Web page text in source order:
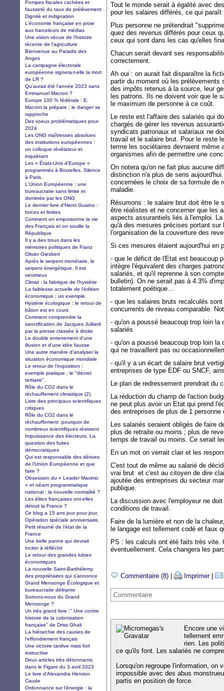
Tout le monde serait à égalité avec
pour les salaires différés, ce qui paraît
Plus personne ne prétendrait
quez des revenus différés pour ceux
ceux qui sont dans les cas qu'elles
Chacun serait devant ses
correctement.
Ah oui : on aurait fait disparaître la
partir du moment où les
des impôts retenus à la source, leur
les patrons. Ils ne doivent voir que le
le maximum de personne à ce coût.
Le reste est l'affaire des salariés qui
chargés de gérer les revenus
syndicats patronaux et salariaux ne
travail et le salaire brut. Pour le reste
terme les sociétaires devraient même
organismes afin de permettre une
On notera qu'on ne fait plus aucune
distinction n'a plus de sens
concernées le choix de sa formule de
maladie.
Résumons : le salaire brut doit être le
être réalistes et ne concerner que les
aspects assurantiels liés à l'emploi.
qu'à des mesures précises portant
l'organisation de la couverture des
Si ces mesures étaient aujourd'hui en
- que le déficit de l'Etat est beaucoup
intègre l'équivalent des charges
salariés, et qu'il reprenne à son
bulletin). On ne serait pas à 4.3%
totalement poétique…
- que les salaires bruts recalculés
concurrents de niveau comparable.
- qu'on a poussé beaucoup trop loin
salariés
- qu'on a poussé beaucoup trop loin
qui ne travaillent pas ou
- qu'il y a un écart de salaire brut
entreprises de type EDF ou SNCF,
Le plan de redressement prendrait du
La réduction du champ de l'action
ne peut plus avoir un Etat qui prend
des entreprises de plus de 1
Les salariés seraient obligés de faire
plus de retraite ou moins ; plus de
temps de travail ou moins. Ce serait
En un mot on verrait clair et les
C'est tout de même au salarié de
vrai brut et c'est au citoyen de dire
ajoutée des entreprises du secteur
publique.
La discussion avec l'employeur ne
conditions de travail.
Faire de la lumière et non de la
le langage est tellement codé et faux
PS : les calculs ont été faits très vite.
éventuellement. Cela changera les
Commentaire (8) Imprimer|
Commentaire
Encore une
tellement
rien. Les
ce qu'ils font. Les salariés ne
Lorsqu'on regroupe l'information, on
impossible avec des abus
partis en position de force.
Pompes fiscales cachées et
fausseté du taux de prélèvement
Dignité et indignation
L'économie française en proie
aux harceleurs de médias
Une vision vécue de l’histoire
récente de l’agriculture
Bienvenue au Paradis des
Anges
La campagne électorale
européenne signera-t-elle la mort
de LR ?
Qu’aurait été l’année 2023 sans
Emmanuel Macron ?
Europe 100 % fédérale : E.
Macron la prépare ; le danger se
rapproche
Des voeux problématiques pour
2024
Les ONG maîtresses absolues
des institutions européennes :
un colloque révélateur et
inquiétant
Les « États-Unis d’Europe »
programmés à Bruxelles. Silence
à Paris.
L'Union Européenne : une
bureaucratie sans limite et
dominée par les ONG
Le dernier livre d’Henri Guaino :
forces et limites
Comment on empoisonne la vie
des Français et on souille la
République
Il y a des trous dans les
mémoires politiques de Franz
Olivier Giesbert
Après le serpent monétaire, le
serpent énergétique. Il est
venimeux
Climat : la fabrique de l'hystérie
La faiblesse actuelle de l'édition
économique : un exemple.
Hystérie écologique : le retour de
bâton est en cours
Comment comprendre la
sanctification de Jacques Julliard
par la presse classée à droite
Le double enterrement d'une
illusion et d'une idée fausse
Une autre manière d'analyser la
situation économique mondiale
Le retour de l'inquisition :
exemple pratique , le "décret
tertiaire".
Rôle du CO2 dans le
réchauffement climatique (2).
Liste des principaux scientifiques
critiques
Rôle du CO2 dans le
réchauffement :pourquoi de
nombreux scientifiques résistent
Impuissance des électeurs. La
question des fuites
démocratiques
Qui est responsable des dérives
de l’Union Européenne et que
faire ?
Obsession du « Leader Maximo
» et néant programmatique
national : la nouvelle normalité ?
Les élites françaises ont-elles
détruit la France ?
Ce blog a 15 ans jour pour jour.
Opération spéciale anniversaire.
Petit résumé de l'état de la
France
Une belle panne qui devrait
inciter à réfléchir
Le retour des grandes lubies
économiques
La nouvelle Saint-Barthélemy
des propriétaires qui s’annonce
Grand Mensonge Écologique et
bureaucratie délirante
Sortons-nous du Grand
Mensonge ?
Un très grand livre :" Une contre
histoire de la colonisation
française" de Driss Ghali
La hiérarchie des causes de
l’effondrement français
Une victoire tardive mais fort
instructive
Deux articles très détonnants
dans le Figaro du 3 avril 2023
Le livre d’Alexandra Henrion
Caude
Ordonnance sur l'énergie : la